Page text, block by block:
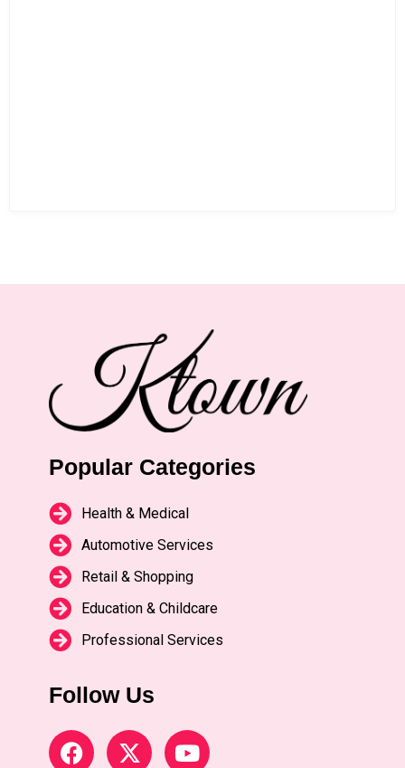
Popular Categories
Health & Medical
Automotive Services
Retail & Shopping
Education & Childcare
Professional Services
Follow Us